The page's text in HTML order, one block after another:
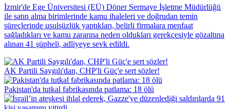
İzmir'de Ege Üniversitesi (EÜ) Döner Sermaye İşletme Müdürlüğü
ile satın alma birimlerinde kamu ihaleleri ve doğrudan temin
süreçlerinde usulsüzlük yaptıkları, belirli firmalara menfaat
sağladıkları ve kamu zararına neden oldukları gerekçesiyle gözaltına
alınan 41 şüpheli, adliyeye sevk edildi.
AK Partili Saygılı'dan, CHP'li Güç'e sert sözler!
Pakistan'da tutkal fabrikasında patlama: 18 ölü